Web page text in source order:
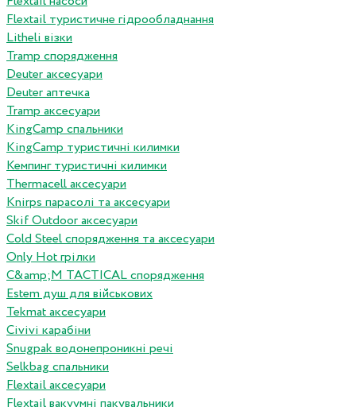
Flextail туристичне гідрообладнання
Litheli візки
Tramp спорядження
Deuter аксесуари
Deuter аптечка
Tramp аксесуари
KingCamp спальники
KingCamp туристичні килимки
Кемпинг туристичні килимки
Thermacell аксесуари
Knirps парасолі та аксесуари
Skif Outdoor аксесуари
Cold Steel спорядження та аксесуари
Only Hot грілки
C&amp;M TACTICAL спорядження
Estem душ для військових
Tekmat аксесуари
Сivivi карабіни
Snugpak водонепроникні речі
Selkbag спальники
Flextail аксесуари